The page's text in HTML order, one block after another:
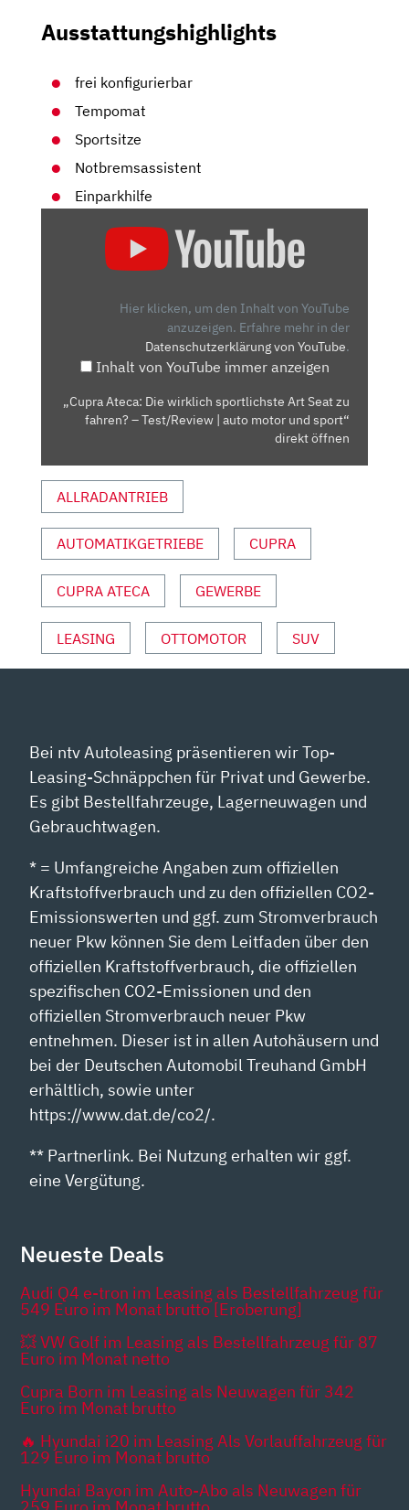
Ausstattungshighlights
frei konfigurierbar
Tempomat
Sportsitze
Notbremsassistent
Einparkhilfe
SPORTLICHSTE
FAHREN?
AUTO
MOTOR
UND
SPORT“
YOUTUBE
ANZEIGEN
Hier klicken, um den Inhalt von YouTube
anzuzeigen. Erfahre mehr in der
Datenschutzerklärung von YouTube.
Inhalt von YouTube immer anzeigen
„Cupra Ateca: Die wirklich sportlichste Art Seat zu
fahren? – Test/Review | auto motor und sport“
direkt öffnen
ALLRADANTRIEB
AUTOMATIKGETRIEBE CUPRA
CUPRA ATECA GEWERBE
LEASING OTTOMOTOR SUV
Bei ntv Autoleasing präsentieren wir Top-
Leasing-Schnäppchen für Privat und Gewerbe.
Es gibt Bestellfahrzeuge, Lagerneuwagen und
Gebrauchtwagen.
* = Umfangreiche Angaben zum offiziellen
Kraftstoffverbrauch und zu den offiziellen CO2-
Emissionswerten und ggf. zum Stromverbrauch
neuer Pkw können Sie dem Leitfaden über den
offiziellen Kraftstoffverbrauch, die offiziellen
spezifischen CO2-Emissionen und den
offiziellen Stromverbrauch neuer Pkw
entnehmen. Dieser ist in allen Autohäusern und
bei der Deutschen Automobil Treuhand GmbH
erhältlich, sowie unter
https://www.dat.de/co2/.
** Partnerlink. Bei Nutzung erhalten wir ggf.
eine Vergütung.
Neueste Deals
Audi Q4 e-tron im Leasing als Bestellfahrzeug für
549 Euro im Monat brutto [Eroberung]
💥 VW Golf im Leasing als Bestellfahrzeug für 87
Euro im Monat netto
Cupra Born im Leasing als Neuwagen für 342
Euro im Monat brutto
🔥 Hyundai i20 im Leasing Als Vorlauffahrzeug für
129 Euro im Monat brutto
Hyundai Bayon im Auto-Abo als Neuwagen für